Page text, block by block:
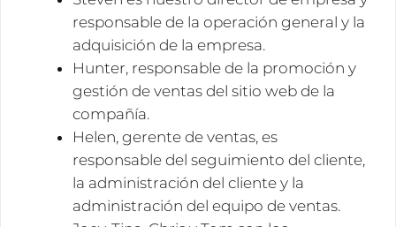
responsable de la operación general y la
adquisición de la empresa.
Hunter, responsable de la promoción y
gestión de ventas del sitio web de la
compañía.
Helen, gerente de ventas, es
responsable del seguimiento del cliente,
la administración del cliente y la
administración del equipo de ventas.